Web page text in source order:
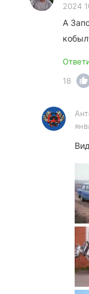
2024
А
18